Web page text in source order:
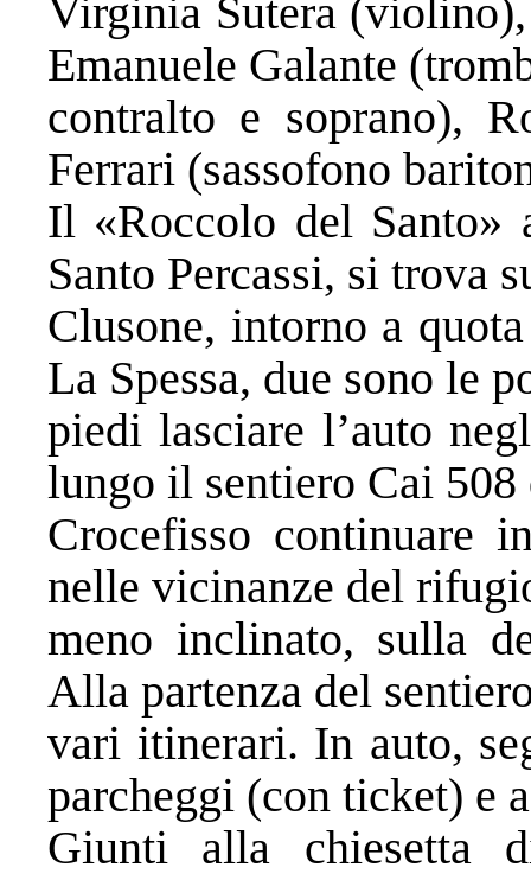
Virginia Sutera
Emanuele Galante
contralto e soprano),
Ferrari (sassofono
Il «Roccolo del
Santo Percassi, si trova
Clusone, intorno a
La Spessa, due sono le
piedi lasciare l’auto
lungo il sentiero Cai
Crocefisso continuare
nelle vicinanze del
meno inclinato, sulla
Alla partenza del
vari itinerari. In auto,
parcheggi (con ticket) e
Giunti alla chiesetta